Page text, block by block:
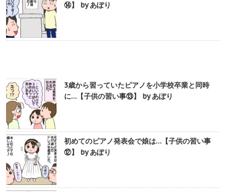
⑭】 by あぽり
3歳から習っていたピアノを小学校卒業と同時
に…【子供の習い事⑬】 by あぽり
初めてのピアノ発表会で娘は…【子供の習い事
⑫】 by あぽり